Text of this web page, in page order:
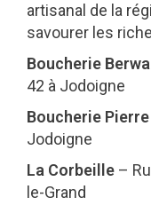
artisanal de la
savourer les
Boucherie
42 à Jodoigne
Boucherie Pierre
Jodoigne
La Corbeille –
le-Grand